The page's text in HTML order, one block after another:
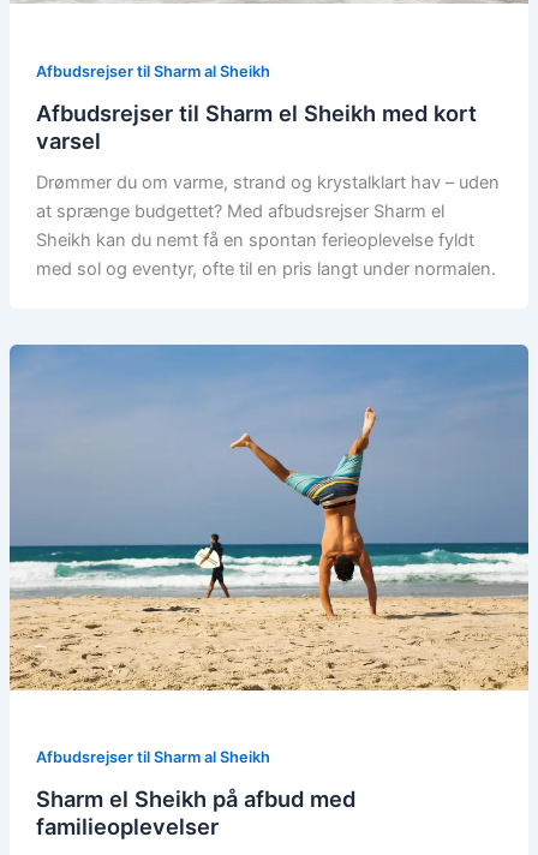
Afbudsrejser til Sharm al Sheikh
Afbudsrejser til Sharm el Sheikh med kort
varsel
Drømmer du om varme, strand og krystalklart hav – uden
at sprænge budgettet? Med afbudsrejser Sharm el
Sheikh kan du nemt få en spontan ferieoplevelse fyldt
med sol og eventyr, ofte til en pris langt under normalen.
Afbudsrejser til Sharm al Sheikh
Sharm el Sheikh på afbud med
familieoplevelser